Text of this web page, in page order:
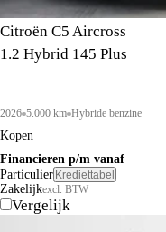
Citroën C5 Aircross
1.2 Hybrid 145 Plus
2026 5.000 km Hybride benzine
Kopen
Financieren p/m vanaf
Particulier Krediettabel
Zakelijkexcl. BTW
Vergelijk